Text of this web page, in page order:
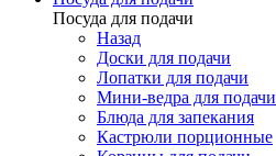
Посуда для подачи
Назад
Доски для подачи
Лопатки для подачи
Мини-ведра для подачи
Блюда для запекания
Кастрюли порционные